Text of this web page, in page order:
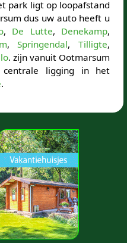
park ligt op loopafstand
dus uw auto heeft u
, De Lutte, Denekamp,
,Springendal,Tilligte,
. zijn vanuit Ootmarsum
ligging in het
.